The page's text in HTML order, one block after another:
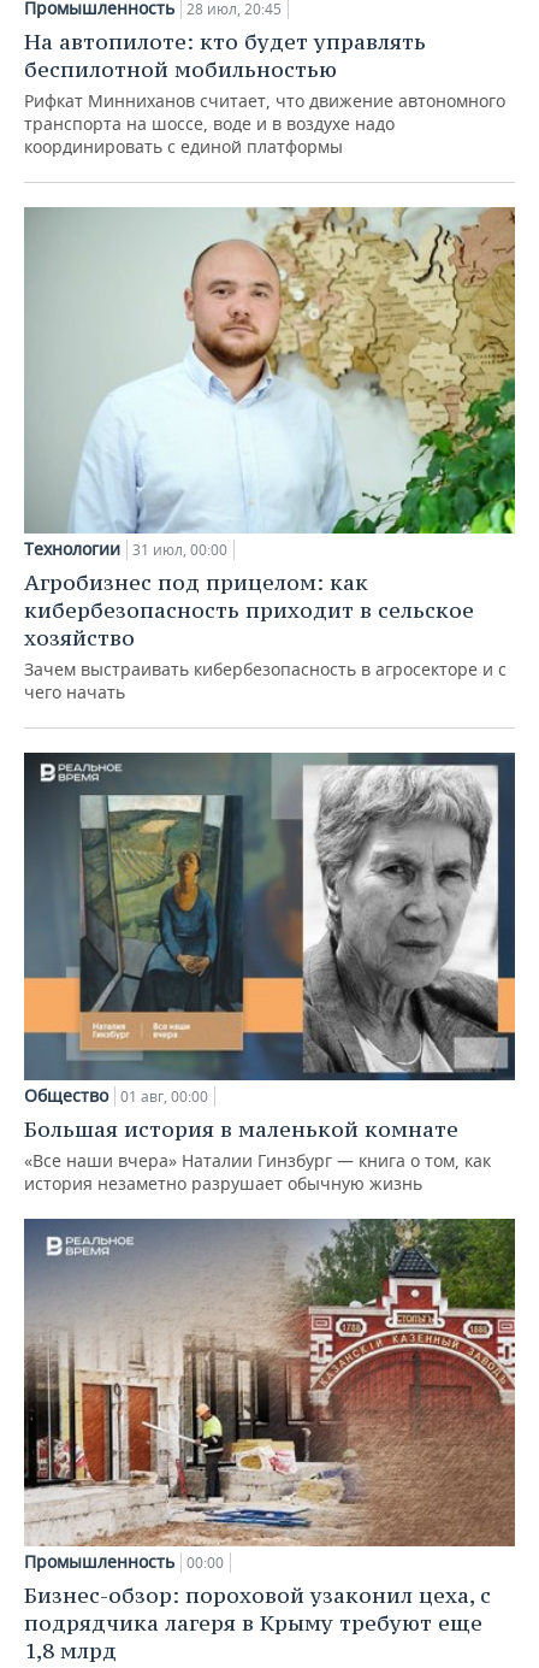
Промышленность 28 июл, 20:45
На автопилоте: кто будет управлять
беспилотной мобильностью
Рифкат Минниханов считает, что движение автономного
транспорта на шоссе, воде и в воздухе надо
координировать с единой платформы
Технологии 31 июл, 00:00
Агробизнес под прицелом: как
кибербезопасность приходит в сельское
хозяйство
Зачем выстраивать кибербезопасность в агросекторе и с
чего начать
Общество 01 авг, 00:00
Большая история в маленькой комнате
«Все наши вчера» Наталии Гинзбург — книга о том, как
история незаметно разрушает обычную жизнь
Промышленность 00:00
Бизнес-обзор: пороховой узаконил цеха, с
подрядчика лагеря в Крыму требуют еще
1,8 млрд